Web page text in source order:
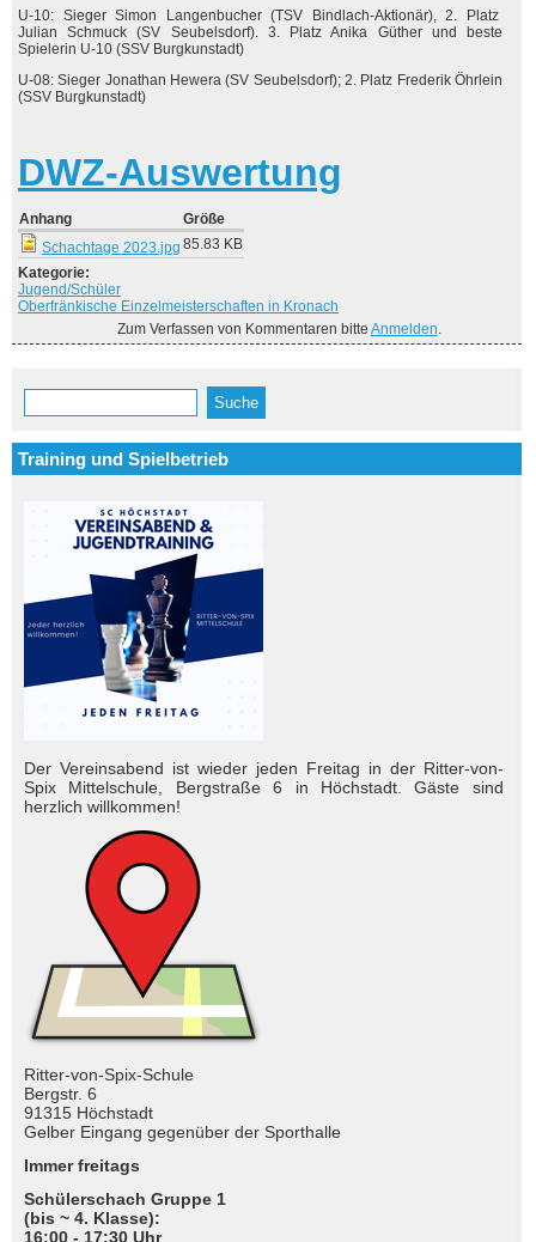
U-10: Sieger Simon Langenbucher (TSV Bindlach-Aktionär), 2. Platz
Julian Schmuck (SV Seubelsdorf). 3. Platz Anika Güther und beste
Spielerin U-10 (SSV Burgkunstadt)
U-08: Sieger Jonathan Hewera (SV Seubelsdorf); 2. Platz Frederik Öhrlein
(SSV Burgkunstadt)
DWZ-Auswertung
Anhang
Größe
Schachtage 2023.jpg 85.83 KB
Kategorie:
Jugend/Schüler
Oberfränkische Einzelmeisterschaften in Kronach
Zum Verfassen von Kommentaren bitte Anmelden.
Suchformular
Suche
Training und Spielbetrieb
Der Vereinsabend ist wieder jeden Freitag in der Ritter-von-
Spix Mittelschule, Bergstraße 6 in Höchstadt. Gäste sind
herzlich will­kom­men!
Ritter-von-Spix-Schule
Bergstr. 6
91315 Höchstadt
Gelber Eingang gegenüber der Sporthalle
Immer freitags
Schülerschach Gruppe 1
(bis ~ 4. Klasse):
16:00 - 17:30 Uhr